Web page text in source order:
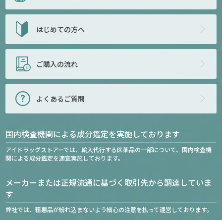
はじめての方へ
ご購入の流れ
よくあるご質問
国内検査機関による成分鑑定を実施しております
アイドラッグストアーでは、輸入代行する医薬品の一部について、国内検査機
関による成分鑑定を適宜実施しております。
メーカーまたは正規流通に基づく取引先から調達していま
す
弊社では、粗悪品が紛れ込まないよう細心の注意を払って運営しております。